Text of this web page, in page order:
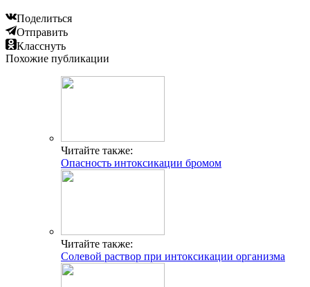
Поделиться
Отправить
Класснуть
Похожие публикации
Читайте также:
Опасность интоксикации бромом
Читайте также:
Солевой раствор при интоксикации организма